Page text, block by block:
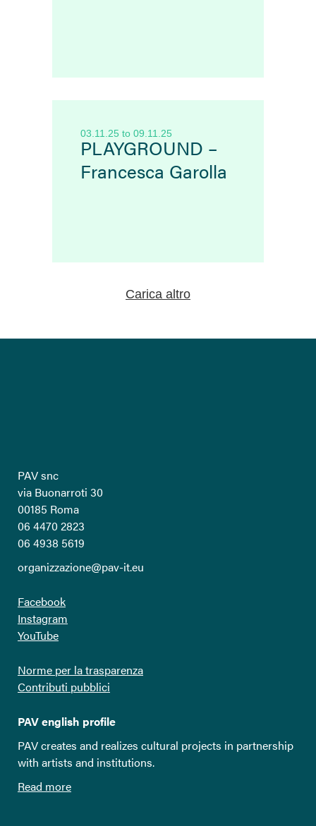
03.11.25 to 09.11.25
PLAYGROUND –
Francesca Garolla
Carica altro
PAV snc
via Buonarroti 30
00185 Roma
06 4470 2823
06 4938 5619
organizzazione@pav-it.eu
Facebook
Instagram
YouTube
Norme per la trasparenza
Contributi pubblici
PAV english profile
PAV creates and realizes cultural projects in partnership
with artists and institutions.
Read more